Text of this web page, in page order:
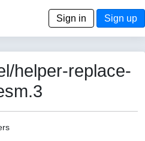
Sign in Sign up
helper-replace-